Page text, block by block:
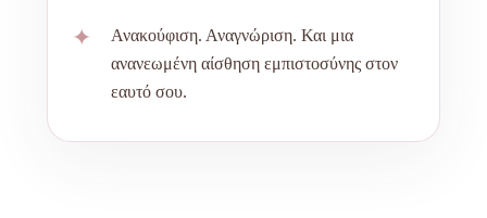
✦
Ανακούφιση. Αναγνώριση. Και μια
ανανεωμένη αίσθηση εμπιστοσύνης στον
εαυτό σου.